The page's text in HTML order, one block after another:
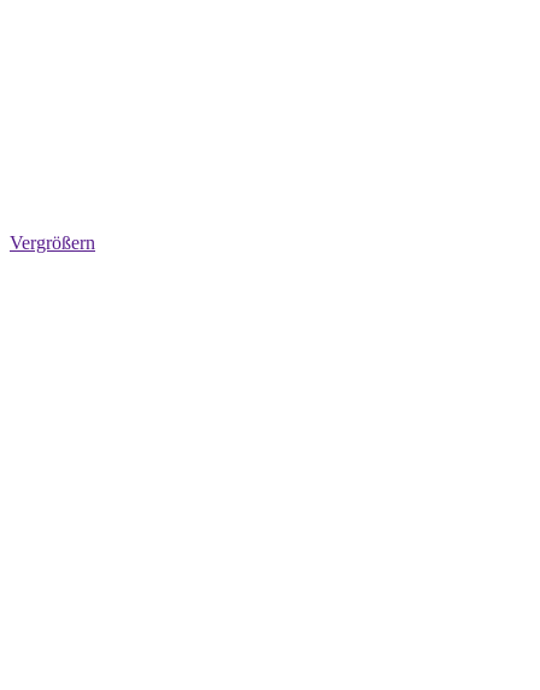
Vergrößern